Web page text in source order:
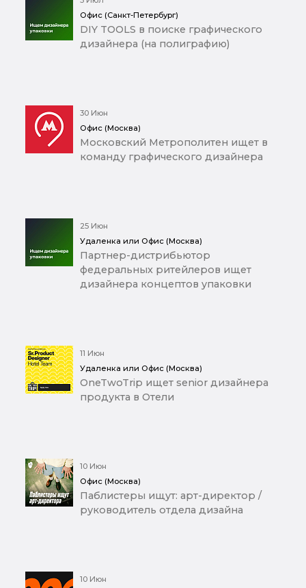
Офис (Санкт-Петербург)
DIY TOOLS в поиске графического
дизайнера (на полиграфию)
30 Июн
Офис (Москва)
Московский Метрополитен ищет в
команду графического дизайнера
25 Июн
Удаленка или Офис (Москва)
Партнер-дистрибьютор
федеральных ритейлеров ищет
дизайнера концептов упаковки
11 Июн
Удаленка или Офис (Москва)
OneTwoTrip ищет senior дизайнера
продукта в Отели
10 Июн
Офис (Москва)
Паблистеры ищут: арт-директор /
руководитель отдела дизайна
10 Июн